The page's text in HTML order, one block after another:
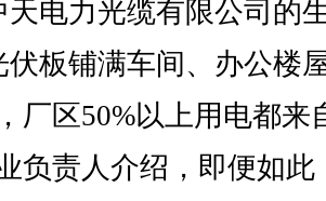
力光缆有限公司的
伏板铺满车间、办公楼
厂区50%以上用电都来
负责人介绍，即便如此